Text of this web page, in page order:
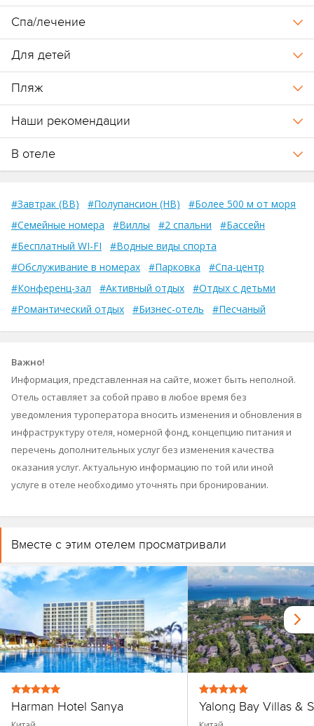
Спа/лечение
Для детей
Пляж
Наши рекомендации
В отеле
#Завтрак (BB) #Полупансион (HB)
#Более 500 м от моря
#Семейные номера
#Виллы #2 спальни
#Бассейн
#Бесплатный WI-FI
#Водные виды спорта
#Обслуживание в номерах
#Парковка
#Спа-центр
#Конференц-зал
#Активный отдых
#Отдых с детьми
#Романтический отдых
#Бизнес-отель #Песчаный
Важно!
Информация, представленная на сайте, может быть неполной.
Отель оставляет за собой право в любое время без
уведомления туроператора вносить изменения и обновления в
инфраструктуру отеля, номерной фонд, концепцию питания и
перечень дополнительных услуг без изменения качества
оказания услуг. Актуальную информацию по той или иной
услуге в отеле необходимо уточнять при бронировании.
Вместе с этим отелем просматривали
Harman Hotel Sanya Yalong Bay Villas &